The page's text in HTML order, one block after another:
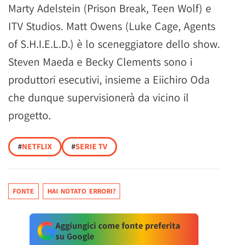
Marty Adelstein (Prison Break, Teen Wolf) e
ITV Studios. Matt Owens (Luke Cage, Agents
of S.H.I.E.L.D.) è lo sceneggiatore dello show.
Steven Maeda e Becky Clements sono i
produttori esecutivi, insieme a Eiichiro Oda
che dunque supervisionerà da vicino il
progetto.
#NETFLIX #SERIE TV
FONTE HAI NOTATO ERRORI?
Aggiungici come fonte preferita
su Google